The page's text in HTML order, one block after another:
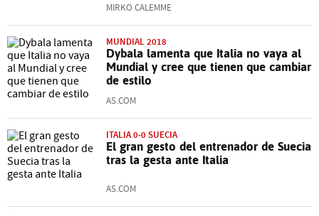
MIRKO CALEMME
MUNDIAL 2018
Dybala lamenta que Italia no vaya al
Mundial y cree que tienen que cambiar
de estilo
AS.COM
ITALIA 0-0 SUECIA
El gran gesto del entrenador de Suecia
tras la gesta ante Italia
AS.COM